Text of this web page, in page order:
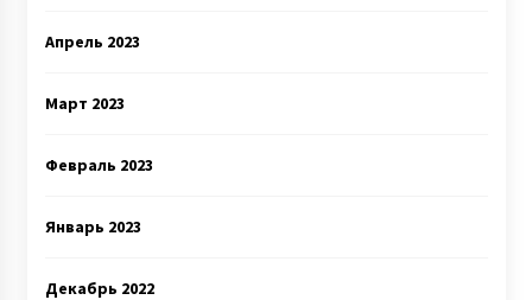
Апрель 2023
Март 2023
Февраль 2023
Январь 2023
Декабрь 2022